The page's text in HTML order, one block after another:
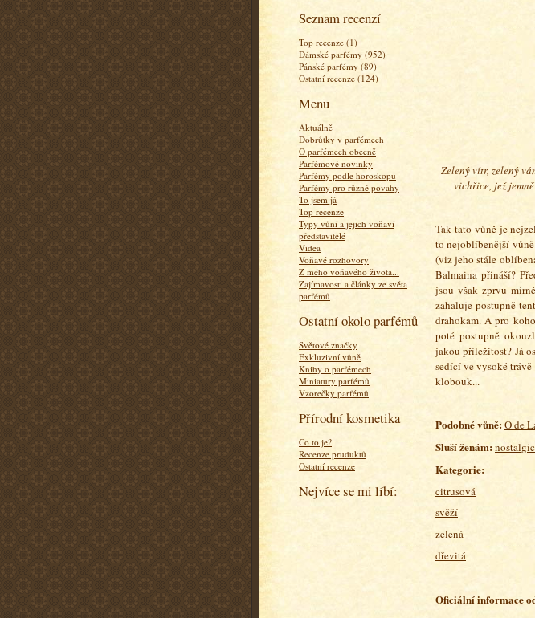
Seznam recenzí
Top recenze (1)
Dámské parfémy (952)
Pánské parfémy (89)
Ostatní recenze (124)
Menu
Aktuálně
Dobrůtky v parfémech
O parfémech obecně
Parfémové novinky
Parfémy podle horoskopu
Parfémy pro různé povahy
To jsem já
Top recenze
Typy vůní a jejich voňaví
představitelé
Videa
Voňavé rozhovory
Z mého voňavého života...
Zajímavosti a články ze světa
parfémů
Ostatní okolo parfémů
Světové značky
Exkluzivní vůně
Knihy o parfémech
Miniatury parfémů
Vzorečky parfémů
Přírodní kosmetika
Co to je?
Recenze pruduktů
Ostatní recenze
Nejvíce se mi líbí:
Zelený vítr, zelený
vichřice, jež
Tak tato vůně je
to nejoblíbenější
(viz jeho stále
Balmaina přináší?
jsou však zprvu
zahaluje postupně
drahokam. A pro
poté postupně
jakou příležitost? Já
sedící ve vysoké
klobouk...
Podobné vůně:O de
Sluší ženám:
Kategorie:
citrusová
svěží
zelená
dřevitá
Oficiální informace